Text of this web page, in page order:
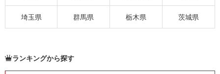
埼玉県 群馬県 栃木県 茨城県
ランキングから探す